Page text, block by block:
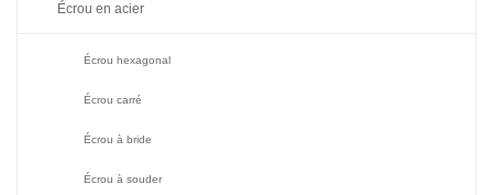
Écrou en acier
Écrou hexagonal
Écrou carré
Écrou à bride
Écrou à souder